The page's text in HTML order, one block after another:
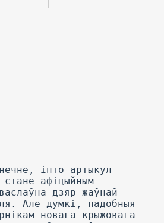
іпто артыкул
афіцыйным
дзяр-жаўнай
Але думкі, падобныя
новага крыжовага